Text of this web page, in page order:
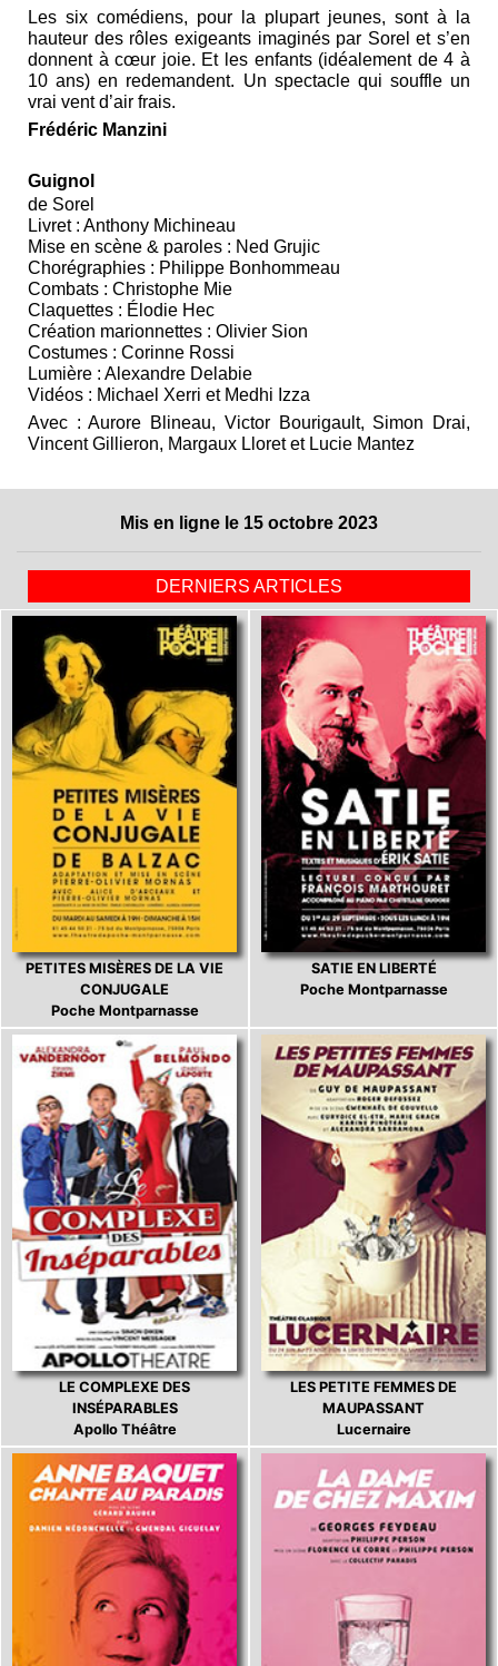
Les six comédiens, pour la plupart jeunes, sont à la
hauteur des rôles exigeants imaginés par Sorel et s’en
donnent à cœur joie. Et les enfants (idéalement de 4 à
10 ans) en redemandent. Un spectacle qui souffle un
vrai vent d’air frais.
Frédéric Manzini
Guignol
de Sorel
Livret : Anthony Michineau
Mise en scène & paroles : Ned Grujic
Chorégraphies : Philippe Bonhommeau
Combats : Christophe Mie
Claquettes : Élodie Hec
Création marionnettes : Olivier Sion
Costumes : Corinne Rossi
Lumière : Alexandre Delabie
Vidéos : Michael Xerri et Medhi Izza
Avec : Aurore Blineau, Victor Bourigault, Simon Drai,
Vincent Gillieron, Margaux Lloret et Lucie Mantez
Mis en ligne le 15 octobre 2023
DERNIERS ARTICLES
PETITES MISÈRES DE LA VIE
CONJUGALE
Poche Montparnasse
SATIE EN LIBERTÉ
Poche Montparnasse
LE COMPLEXE DES
INSÉPARABLES
Apollo Théâtre
LES PETITE FEMMES DE
MAUPASSANT
Lucernaire